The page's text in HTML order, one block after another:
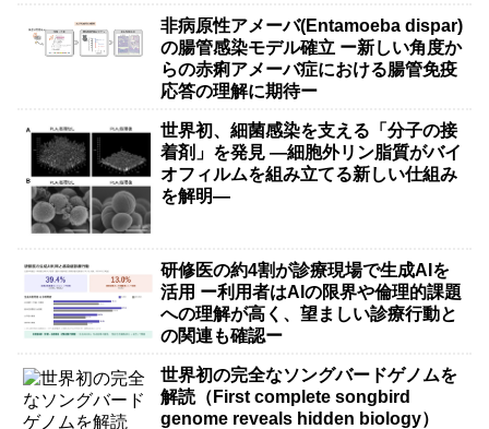
非病原性アメーバ(Entamoeba dispar)
の腸管感染モデル確立 ー新しい角度か
らの赤痢アメーバ症における腸管免疫
応答の理解に期待ー
世界初、細菌感染を支える「分子の接
着剤」を発見 ―細胞外リン脂質がバイ
オフィルムを組み立てる新しい仕組み
を解明―
研修医の約4割が診療現場で生成AIを
活用 ー利用者はAIの限界や倫理的課題
への理解が高く、望ましい診療行動と
の関連も確認ー
世界初の完全なソングバードゲノムを
解読（First complete songbird
genome reveals hidden biology）